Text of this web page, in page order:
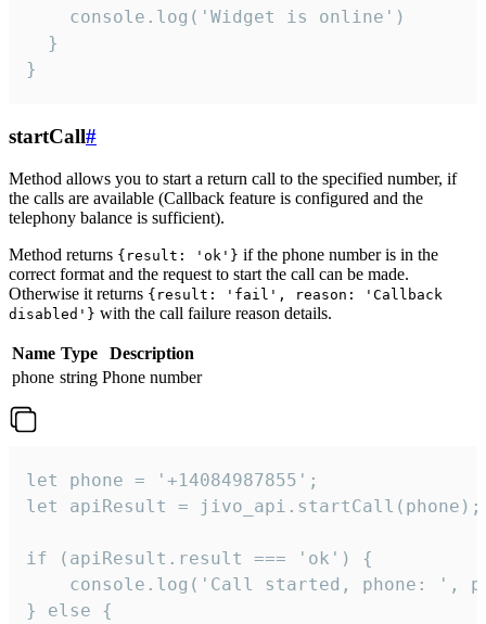
    console.log('Widget is online')
  }
}
startCall#
Method allows you to start a return call to the specified number, if
the calls are available (Callback feature is configured and the
telephony balance is sufficient).
Method returns {result: 'ok'} if the phone number is in the
correct format and the request to start the call can be made.
Otherwise it returns {result: 'fail', reason: 'Callback
disabled'} with the call failure reason details.
Name Type
Description
phone string Phone number
let phone = '+14084987855';
let apiResult = jivo_api.startCall(phone);
if (apiResult.result === 'ok') {
console.log('Call started, phone: ',
} else {